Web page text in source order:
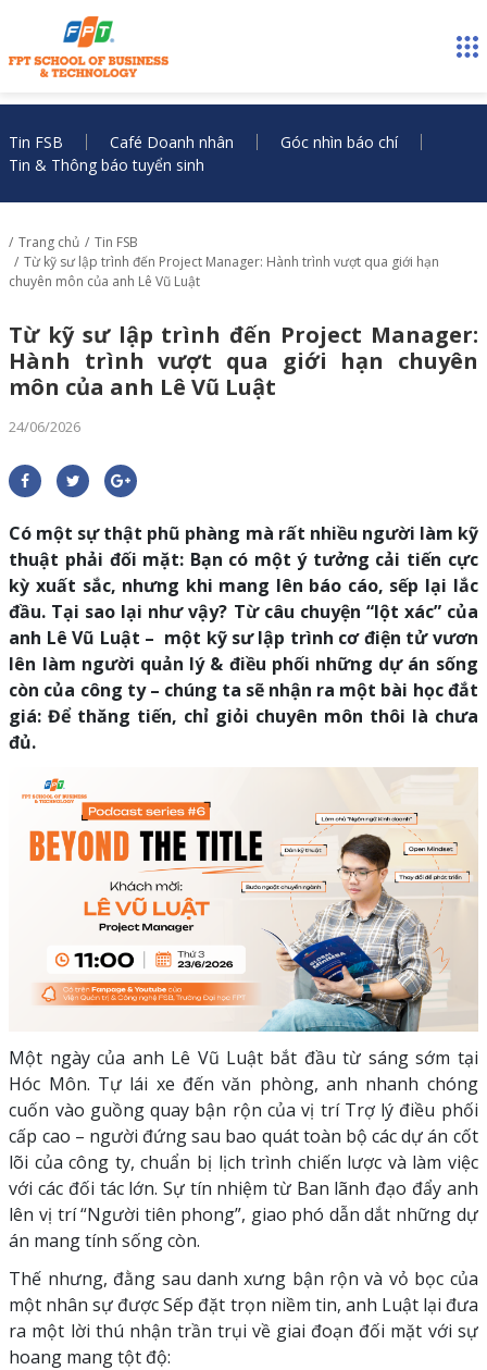
Tin FSB Café Doanh nhân
Góc nhìn báo chí
Tin & Thông báo tuyển sinh
Trang chủ
Tin FSB
Từ kỹ sư lập trình đến Project Manager: Hành trình vượt qua giới hạn
chuyên môn của anh Lê Vũ Luật
Từ kỹ sư lập trình đến Project Manager:
Hành trình vượt qua giới hạn chuyên
môn của anh Lê Vũ Luật
24/06/2026
Có một sự thật phũ phàng mà rất nhiều người làm kỹ
thuật phải đối mặt: Bạn có một ý tưởng cải tiến cực
kỳ xuất sắc, nhưng khi mang lên báo cáo, sếp lại lắc
đầu. Tại sao lại như vậy? Từ câu chuyện “lột xác” của
anh Lê Vũ Luật – một kỹ sư lập trình cơ điện tử vươn
lên làm người quản lý & điều phối những dự án sống
còn của công ty – chúng ta sẽ nhận ra một bài học đắt
giá: Để thăng tiến, chỉ giỏi chuyên môn thôi là chưa
đủ.
Một ngày của anh Lê Vũ Luật bắt đầu từ sáng sớm tại
Hóc Môn. Tự lái xe đến văn phòng, anh nhanh chóng
cuốn vào guồng quay bận rộn của vị trí Trợ lý điều phối
cấp cao – người đứng sau bao quát toàn bộ các dự án cốt
lõi của công ty, chuẩn bị lịch trình chiến lược và làm việc
với các đối tác lớn. Sự tín nhiệm từ Ban lãnh đạo đẩy anh
lên vị trí “Người tiên phong”, giao phó dẫn dắt những dự
án mang tính sống còn.
Thế nhưng, đằng sau danh xưng bận rộn và vỏ bọc của
một nhân sự được Sếp đặt trọn niềm tin, anh Luật lại đưa
ra một lời thú nhận trần trụi về giai đoạn đối mặt với sự
hoang mang tột độ: